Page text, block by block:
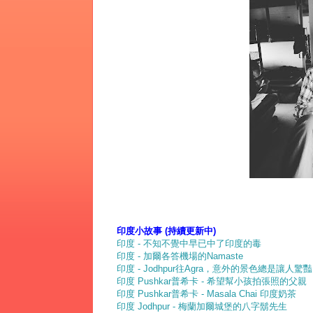
印度小故事 (持續更新中)
印度 - 不知不覺中早已中了印度的毒
印度 - 加爾各答機場的Namaste
印度 - Jodhpur往Agra，意外的景色總是讓人驚
印度 Pushkar普希卡 - 希望幫小孩拍張照的父親
印度 Pushkar普希卡 - Masala Chai 印度奶茶
印度 Jodhpur - 梅蘭加爾城堡的八字鬍先生